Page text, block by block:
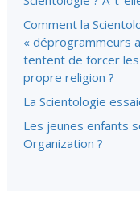
Comment la
« déprogrammeurs
tentent de forcer
propre religion ?
La Scientologie
Les jeunes enfants
Organization ?